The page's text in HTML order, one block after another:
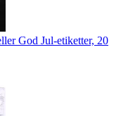
God Jul-etiketter, 20